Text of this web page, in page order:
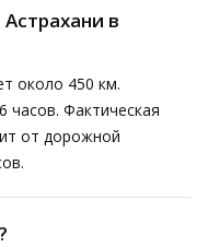
в
около 450 км.
Фактическая
от дорожной